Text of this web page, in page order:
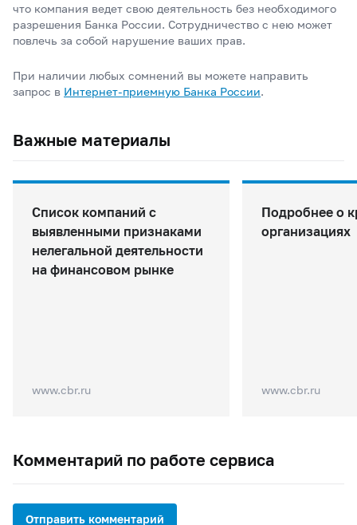
что компания ведет свою деятельность без необходимого
разрешения Банка России. Сотрудничество с нею может
повлечь за собой нарушение ваших прав.
При наличии любых сомнений вы можете направить
запрос в Интернет-приемную Банка России.
Важные материалы
Список компаний с
выявленными признаками
нелегальной деятельности
на финансовом рынке
www.cbr.ru
Подробнее о
организациях
www.cbr.ru
Комментарий по работе сервиса
Отправить комментарий